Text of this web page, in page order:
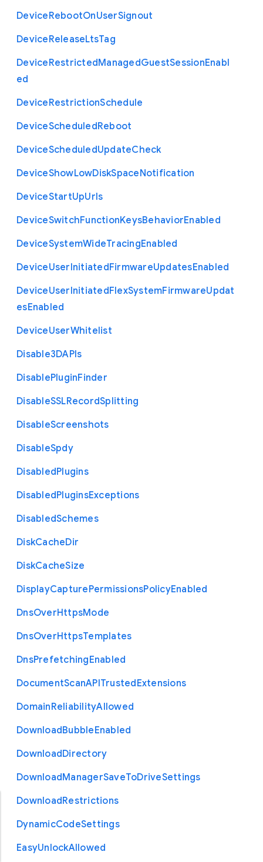
DeviceRebootOnUserSignout
DeviceReleaseLtsTag
DeviceRestrictedManagedGuestSessionEnabl
ed
DeviceRestrictionSchedule
DeviceScheduledReboot
DeviceScheduledUpdateCheck
DeviceShowLowDiskSpaceNotification
DeviceStartUpUrls
DeviceSwitchFunctionKeysBehaviorEnabled
DeviceSystemWideTracingEnabled
DeviceUserInitiatedFirmwareUpdatesEnabled
DeviceUserInitiatedFlexSystemFirmwareUpdat
esEnabled
DeviceUserWhitelist
Disable3DAPIs
DisablePluginFinder
DisableSSLRecordSplitting
DisableScreenshots
DisableSpdy
DisabledPlugins
DisabledPluginsExceptions
DisabledSchemes
DiskCacheDir
DiskCacheSize
DisplayCapturePermissionsPolicyEnabled
DnsOverHttpsMode
DnsOverHttpsTemplates
DnsPrefetchingEnabled
DocumentScanAPITrustedExtensions
DomainReliabilityAllowed
DownloadBubbleEnabled
DownloadDirectory
DownloadManagerSaveToDriveSettings
DownloadRestrictions
DynamicCodeSettings
EasyUnlockAllowed